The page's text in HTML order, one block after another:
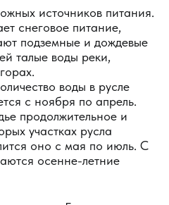
источников питания.
снеговое питание,
подземные и дождевые
талые воды реки,
воды в русле
с ноября по апрель.
продолжительное и
участках русла
оно с мая по июль. С
осенне-летние